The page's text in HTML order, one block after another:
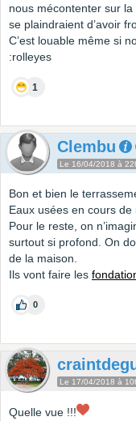
nous mécontenter sur
se plaindraient d’avoir
C’est louable même si
:rolleyes
1
Clembu
Le 16/04/2018 à
Bon et bien le
Eaux usées en cours
Pour le reste, on
surtout si profond. On
de la maison.
Ils vont faire les
0
Le 17/04/2018 à
Quelle vue !!!